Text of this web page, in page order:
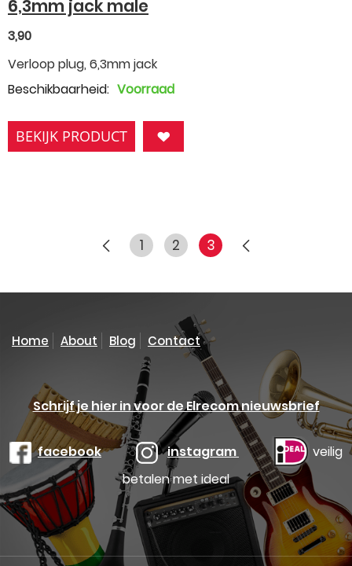
6,3mm jack male
3,90
Verloop plug, 6,3mm jack
Beschikbaarheid: Voorraad
BEKIJK PRODUCT
1 2 3
Home About Blog Contact
Schrijf je hier in voor de Elrecom nieuwsbrief
facebook instagram
veilig
betalen met ideal